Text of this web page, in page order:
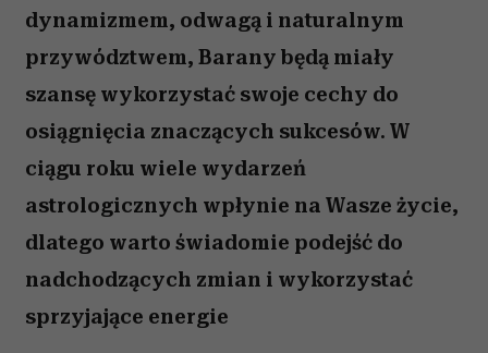
dynamizmem, odwagą i naturalnym
przywództwem, Barany będą miały
szansę wykorzystać swoje cechy do
osiągnięcia znaczących sukcesów. W
ciągu roku wiele wydarzeń
astrologicznych wpłynie na Wasze życie,
dlatego warto świadomie podejść do
nadchodzących zmian i wykorzystać
sprzyjające energie